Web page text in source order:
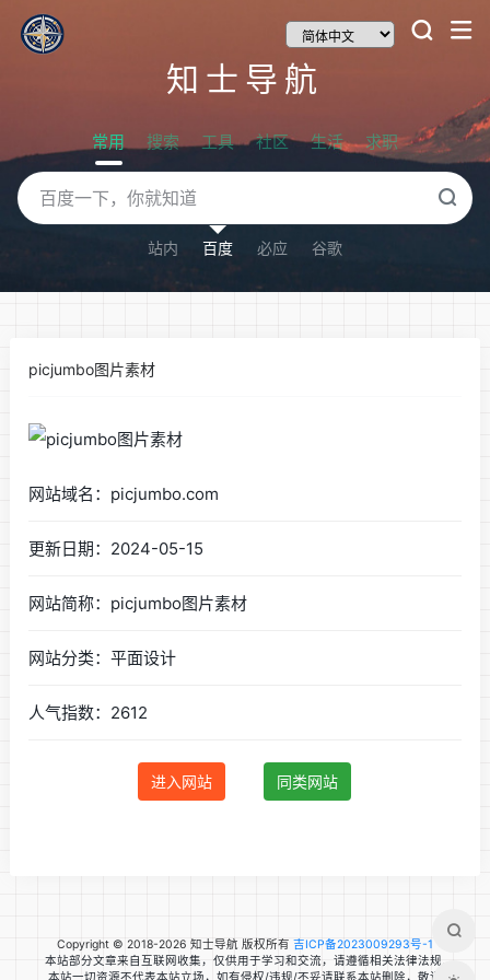
知士导航
常用 搜索 工具 社区 生活 求职
站内 百度 必应 谷歌
picjumbo图片素材
网站域名：picjumbo.com
更新日期：2024-05-15
网站简称：picjumbo图片素材
网站分类：平面设计
人气指数：2612
进入网站 同类网站
Copyright © 2018-2026 知士导航 版权所有 吉ICP备2023009293号-1
本站部分文章来自互联网收集，仅供用于学习和交流，请遵循相关法律法规.